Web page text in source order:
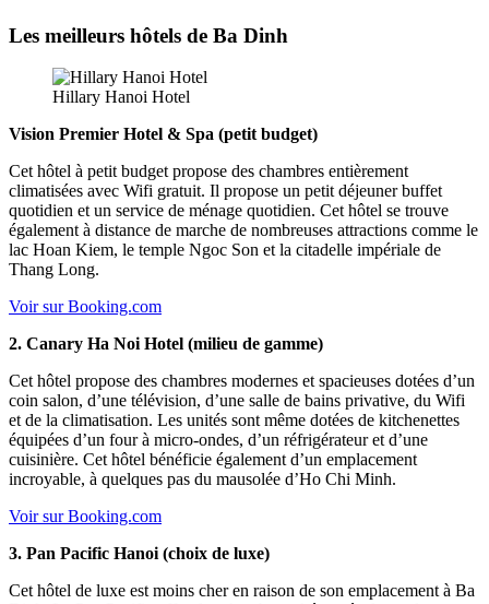
Les meilleurs hôtels de Ba Dinh
Hillary Hanoi Hotel
Vision Premier Hotel & Spa (petit budget)
Cet hôtel à petit budget propose des chambres entièrement
climatisées avec Wifi gratuit. Il propose un petit déjeuner buffet
quotidien et un service de ménage quotidien. Cet hôtel se trouve
également à distance de marche de nombreuses attractions comme le
lac Hoan Kiem, le temple Ngoc Son et la citadelle impériale de
Thang Long.
Voir sur Booking.com
2. Canary Ha Noi Hotel (milieu de gamme)
Cet hôtel propose des chambres modernes et spacieuses dotées d’un
coin salon, d’une télévision, d’une salle de bains privative, du Wifi
et de la climatisation. Les unités sont même dotées de kitchenettes
équipées d’un four à micro-ondes, d’un réfrigérateur et d’une
cuisinière. Cet hôtel bénéficie également d’un emplacement
incroyable, à quelques pas du mausolée d’Ho Chi Minh.
Voir sur Booking.com
3. Pan Pacific Hanoi (choix de luxe)
Cet hôtel de luxe est moins cher en raison de son emplacement à Ba